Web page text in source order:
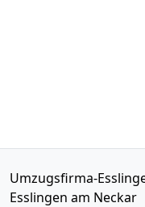
Umzugsfirma-
Esslingen am Neckar